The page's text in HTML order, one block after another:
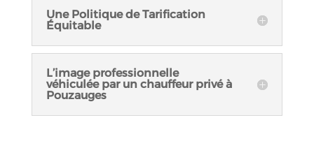
Une Politique de Tarification
Équitable
L’image professionnelle
véhiculée par un chauffeur privé à
Pouzauges